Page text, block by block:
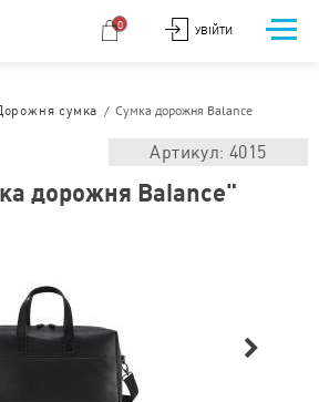
УВІЙТИ
0
сумка /Сумка дорожня Balance
Артикул: 4015
дорожня Balance"